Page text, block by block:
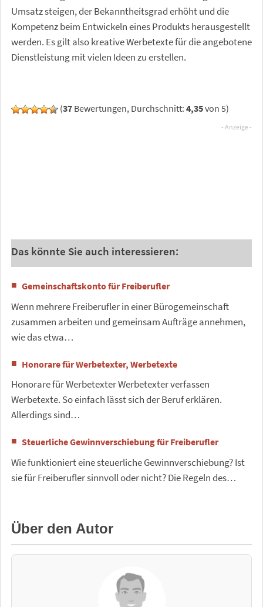
Umsatz steigen, der Bekanntheitsgrad erhöht und die
Kompetenz beim Entwickeln eines Produkts herausgestellt
werden. Es gilt also kreative Werbetexte für die angebotene
Dienstleistung mit vielen Ideen zu erstellen.
(37 Bewertungen, Durchschnitt: 4,35von 5)
Das könnte Sie auch interessieren:
Gemeinschaftskonto für Freiberufler
Wenn mehrere Freiberufler in einer Bürogemeinschaft
zusammen arbeiten und gemeinsam Aufträge annehmen,
wie das etwa…
Honorare für Werbetexter, Werbetexte
Honorare für Werbetexter Werbetexter verfassen
Werbetexte. So einfach lässt sich der Beruf erklären.
Allerdings sind…
Steuerliche Gewinnverschiebung für Freiberufler
Wie funktioniert eine steuerliche Gewinnverschiebung? Ist
sie für Freiberufler sinnvoll oder nicht? Die Regeln des…
Über den Autor